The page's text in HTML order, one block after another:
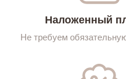
Наложенный
Не требуем